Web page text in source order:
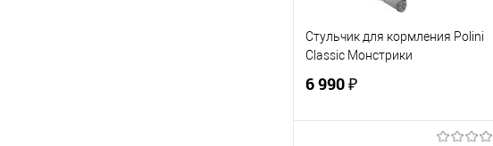
Стульчик для кормления Polini
Classic Монстрики
6 990 ₽